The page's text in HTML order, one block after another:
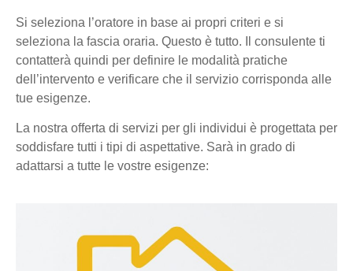
Si seleziona l’oratore in base ai propri criteri e si
seleziona la fascia oraria. Questo è tutto. Il consulente ti
contatterà quindi per definire le modalità pratiche
dell’intervento e verificare che il servizio corrisponda alle
tue esigenze.
La nostra offerta di servizi per gli individui è progettata per
soddisfare tutti i tipi di aspettative. Sarà in grado di
adattarsi a tutte le vostre esigenze: